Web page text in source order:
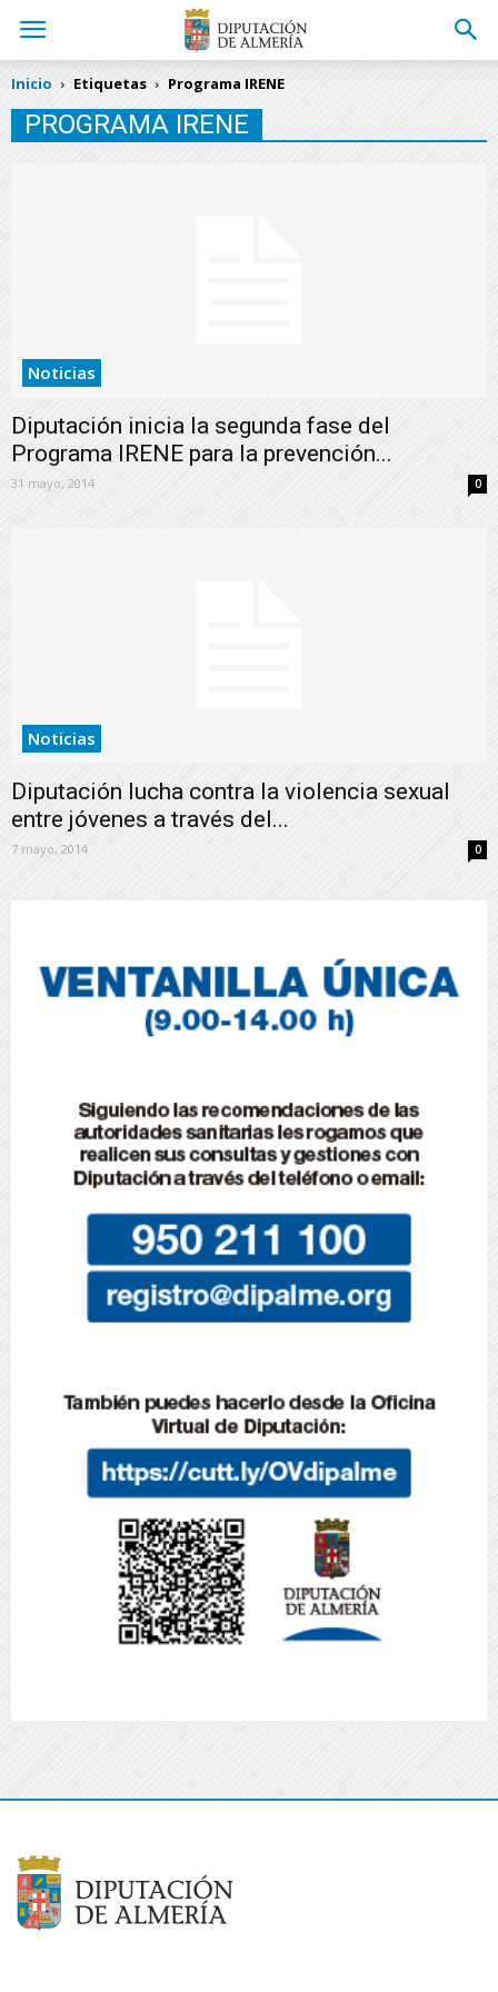
Inicio Etiquetas Programa IRENE
PROGRAMA IRENE
Noticias
Diputación inicia la segunda fase del
Programa IRENE para la prevención...
31 mayo, 2014 0
Noticias
Diputación lucha contra la violencia sexual
entre jóvenes a través del...
7 mayo, 2014 0